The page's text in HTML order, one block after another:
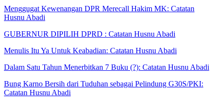
Menggugat Kewenangan DPR Merecall Hakim MK: Catatan
Husnu Abadi
GUBERNUR DIPILIH DPRD : Catatan Husnu Abadi
Menulis Itu Ya Untuk Keabadian: Catatan Husnu Abadi
Dalam Satu Tahun Menerbitkan 7 Buku (?): Catatan Husnu Abadi
Bung Karno Bersih dari Tuduhan sebagai Pelindung G30S/PKI:
Catatan Husnu Abadi